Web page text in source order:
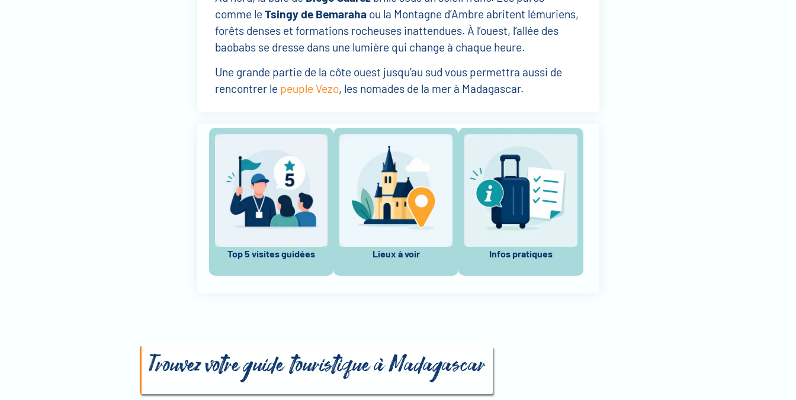
comme le Tsingy de Bemarahaou la Montagne d’Ambre abritent lémuriens,
forêts denses et formations rocheuses inattendues. À l’ouest, l’allée des
baobabs se dresse dans une lumière qui change à chaque heure.
Une grande partie de la côte ouest jusqu’au sud vous permettra aussi de
rencontrer le peuple Vezo, les nomades de la mer à Madagascar.
Top 5 visites guidées Lieux à voir Infos pratiques
Trouvez votre guide touristique à Madagascar